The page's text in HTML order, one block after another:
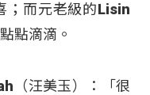
；而元老級的Lisin
點滴滴。
（汪美玉）：「很